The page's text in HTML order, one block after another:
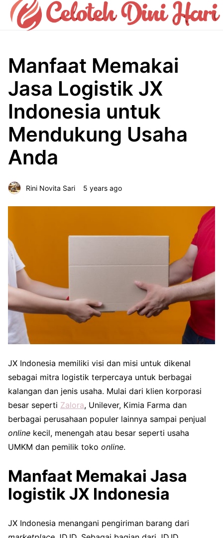
Manfaat Memakai
Jasa Logistik JX
Indonesia untuk
Mendukung Usaha
Anda
Rini Novita Sari 5 years ago
JX Indonesia memiliki visi dan misi untuk dikenal
sebagai mitra logistik terpercaya untuk berbagai
kalangan dan jenis usaha. Mulai dari klien korporasi
besar seperti Zalora, Unilever, Kimia Farma dan
berbagai perusahaan populer lainnya sampai penjual
online kecil, menengah atau besar seperti usaha
UMKM dan pemilik toko online.
Manfaat Memakai Jasa
logistik JX Indonesia
JX Indonesia menangani pengiriman barang dari